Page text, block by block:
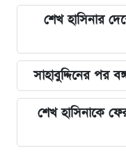
শেখ হাসিনার
সাহাবুদ্দিনের পর
শেখ হাসিনাকে